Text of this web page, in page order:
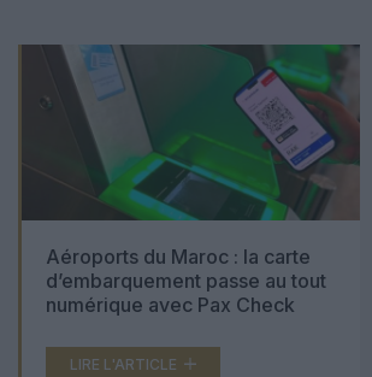
Aéroports du Maroc : la carte
d’embarquement passe au tout
numérique avec Pax Check
LIRE L'ARTICLE